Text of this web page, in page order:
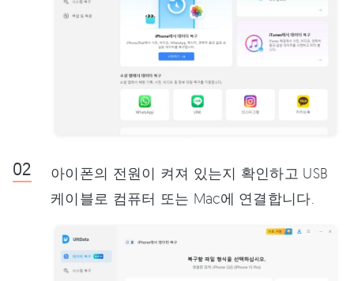
아이폰의 전원이 켜져 있는지 확인하고 USB
케이블로 컴퓨터 또는 Mac에 연결합니다.